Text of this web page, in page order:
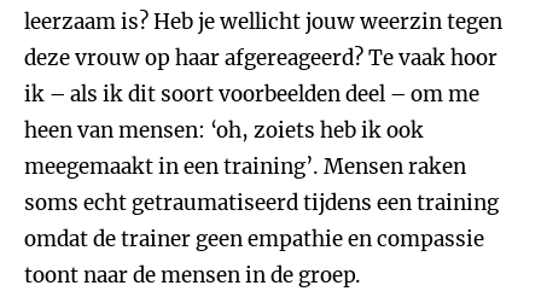
leerzaam is? Heb je wellicht jouw weerzin tegen
deze vrouw op haar afgereageerd? Te vaak hoor
ik – als ik dit soort voorbeelden deel – om me
heen van mensen: ‘oh, zoiets heb ik ook
meegemaakt in een training’. Mensen raken
soms echt getraumatiseerd tijdens een training
omdat de trainer geen empathie en compassie
toont naar de mensen in de groep.